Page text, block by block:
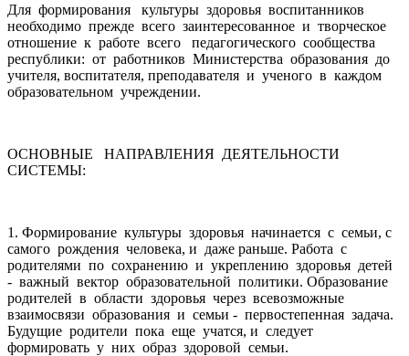
Для формирования культуры здоровья воспитанников
необходимо прежде всего заинтересованное и творческое
отношение к работе всего педагогического сообщества
республики: от работников Министерства образования до
учителя, воспитателя, преподавателя и ученого в каждом
образовательном учреждении.
ОСНОВНЫЕ НАПРАВЛЕНИЯ ДЕЯТЕЛЬНОСТИ
СИСТЕМЫ:
1. Формирование культуры здоровья начинается с семьи, с
самого рождения человека, и даже раньше. Работа с
родителями по сохранению и укреплению здоровья детей
- важный вектор образовательной политики. Образование
родителей в области здоровья через всевозможные
взаимосвязи образования и семьи - первостепенная задача.
Будущие родители пока еще учатся, и следует
формировать у них образ здоровой семьи.